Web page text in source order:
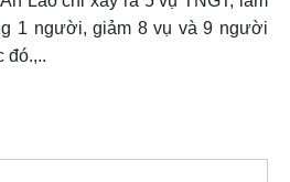
1 người, giảm 8 vụ và 9 người
đó.,..